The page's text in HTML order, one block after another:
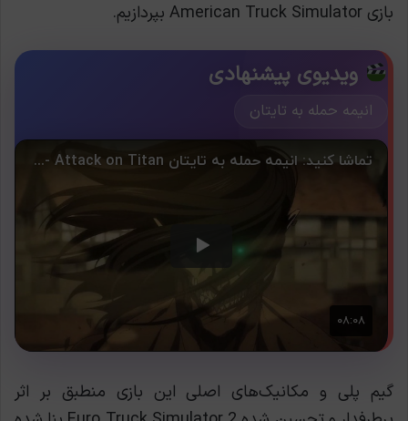
بازی American Truck Simulator بپردازیم.
ویدیوی پیشنهادی
انیمه حمله به تایتان
گیم پلی و مکانیک‌های اصلی این بازی منطبق بر اثر